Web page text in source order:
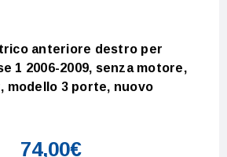
anteriore destro per
1 2006-2009, senza motore,
modello 3 porte, nuovo
74,00€